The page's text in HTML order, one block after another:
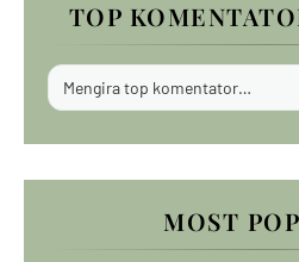
TOP
Mengira top komentator…
MOST